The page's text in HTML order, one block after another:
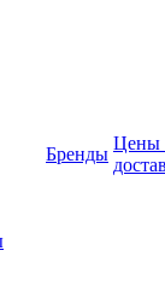
Бренды
Цены